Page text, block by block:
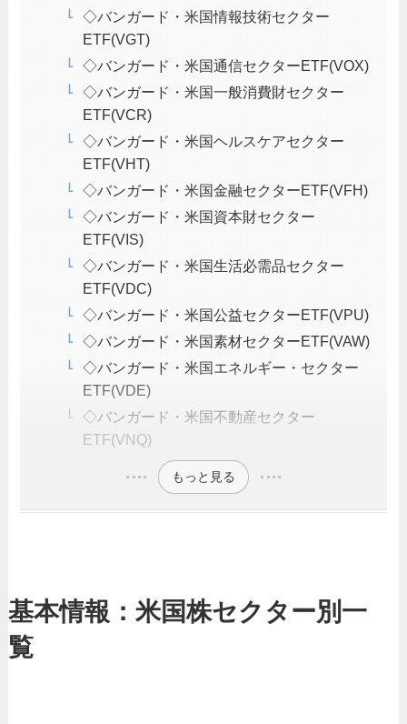
◇バンガード・米国情報技術セクター
ETF(VGT)
◇バンガード・米国通信セクターETF(VOX)
◇バンガード・米国一般消費財セクター
ETF(VCR)
◇バンガード・米国ヘルスケアセクター
ETF(VHT)
◇バンガード・米国金融セクターETF(VFH)
◇バンガード・米国資本財セクター
ETF(VIS)
◇バンガード・米国生活必需品セクター
ETF(VDC)
◇バンガード・米国公益セクターETF(VPU)
◇バンガード・米国素材セクターETF(VAW)
◇バンガード・米国エネルギー・セクター
ETF(VDE)
◇バンガード・米国不動産セクター
ETF(VNQ)
もっと見る
基本情報：米国株セクター別一
覧